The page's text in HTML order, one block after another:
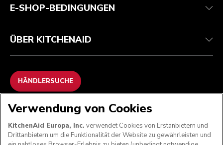
E-SHOP-BEDINGUNGEN
ÜBER KITCHENAID
HÄNDLERSUCHE
WIR AKZEPTIEREN
Verwendung von Cookies
KitchenAid Europa, Inc. verwendet Cookies von Erstanbietern und
Drittanbietern um die Funktionalität der Website zu gewährleisten und